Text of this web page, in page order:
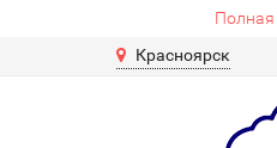
Полная
Красноярск